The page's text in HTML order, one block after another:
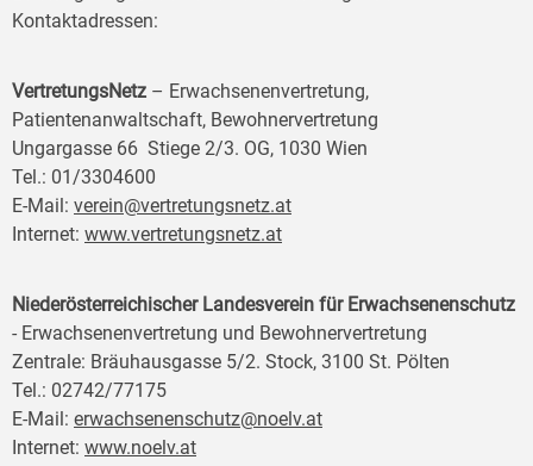
Kontaktadressen:
VertretungsNetz – Erwachsenenvertretung,
Patientenanwaltschaft, Bewohnervertretung
Ungargasse 66 Stiege 2/3. OG, 1030 Wien
Tel.: 01/3304600
E-Mail: verein@vertretungsnetz.at
Internet: www.vertretungsnetz.at
Niederösterreichischer Landesverein für Erwachsenenschutz
- Erwachsenenvertretung und Bewohnervertretung
Zentrale: Bräuhausgasse 5/2. Stock, 3100 St. Pölten
Tel.: 02742/77175
E-Mail: erwachsenenschutz@noelv.at
Internet: www.noelv.at